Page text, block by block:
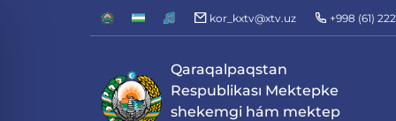
kor_kxtv@xtv.uz +998 (61)
Qaraqalpaqstan
Respublikası Mektepke
shekemgi hám mektep